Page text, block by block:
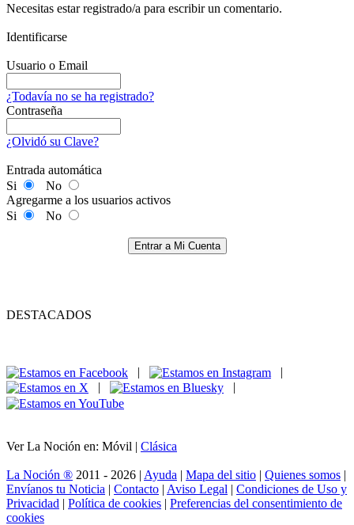
Necesitas estar registrado/a para escribir un comentario.
Identificarse
Usuario o Email
¿Todavía no se ha registrado?
Contraseña
¿Olvidó su Clave?
Entrada automática
Si
No
Agregarme a los usuarios activos
Si
No
Entrar a Mi Cuenta
DESTACADOS
|
|
|
|
Ver La Noción en: Móvil | Clásica
La Noción ® 2011 - 2026 | Ayuda | Mapa del sitio | Quienes somos |
Envíanos tu Noticia | Contacto | Aviso Legal | Condiciones de Uso y
Privacidad | Política de cookies | Preferencias del consentimiento de
cookies